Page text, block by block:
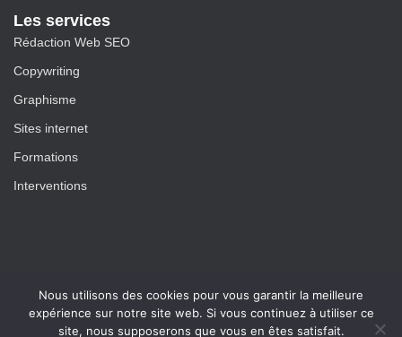
Les services
Rédaction Web SEO
Copywriting
Graphisme
Sites internet
Formations
Interventions
Nous utilisons des cookies pour vous garantir la meilleure
expérience sur notre site web. Si vous continuez à utiliser ce
site, nous supposerons que vous en êtes satisfait.